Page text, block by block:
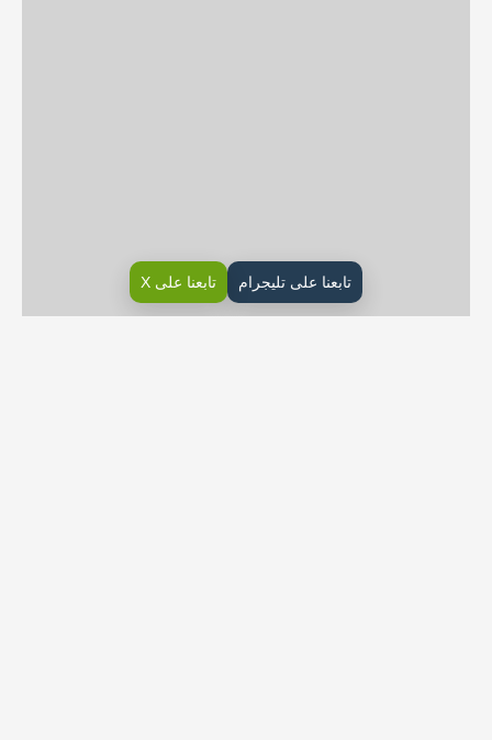
تابعنا على تليجرام تابعنا على X